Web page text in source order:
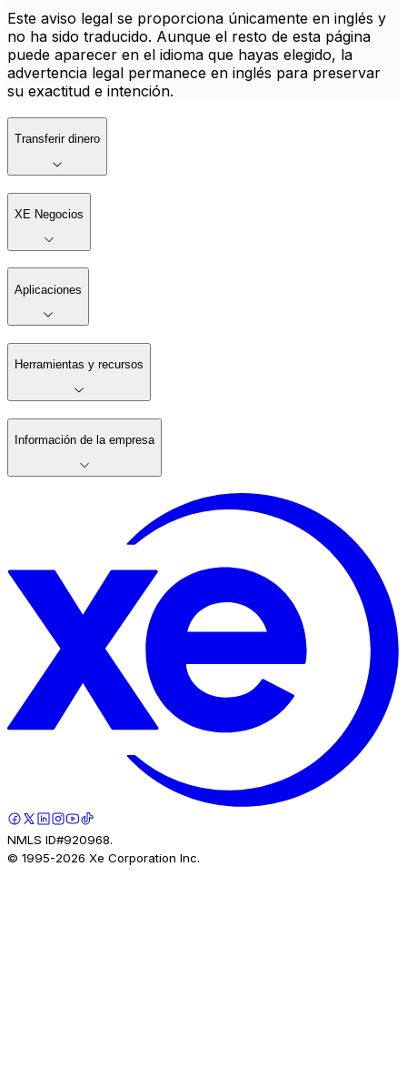
Este aviso legal se proporciona únicamente en inglés y
no ha sido traducido. Aunque el resto de esta página
puede aparecer en el idioma que hayas elegido, la
advertencia legal permanece en inglés para preservar
su exactitud e intención.
Transferir dinero
XE Negocios
Aplicaciones
Herramientas y recursos
Información de la empresa
NMLS ID#920968.
© 1995-2026 Xe Corporation Inc.